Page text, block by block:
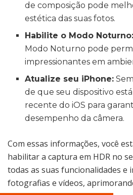
de composição pode
estética das suas fotos.
Habilite o Modo Noturno:
Modo Noturno pode
impressionantes em
Atualize seu iPhone:
de que seu dispositivo
recente do iOS para
desempenho da câmera.
Com essas informações, você
habilitar a captura em HDR no
todas as suas funcionalidades e
fotografias e vídeos,